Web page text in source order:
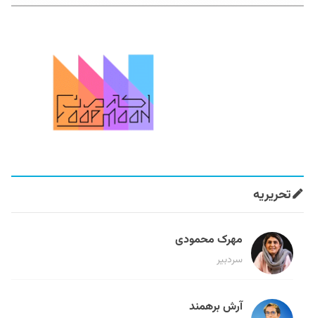
تحریریه
مهرک محمودی
سردبیر
آرش برهمند